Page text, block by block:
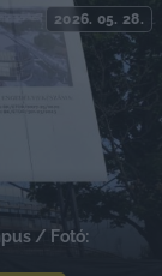
2026. 05. 28.
/ Fotó: